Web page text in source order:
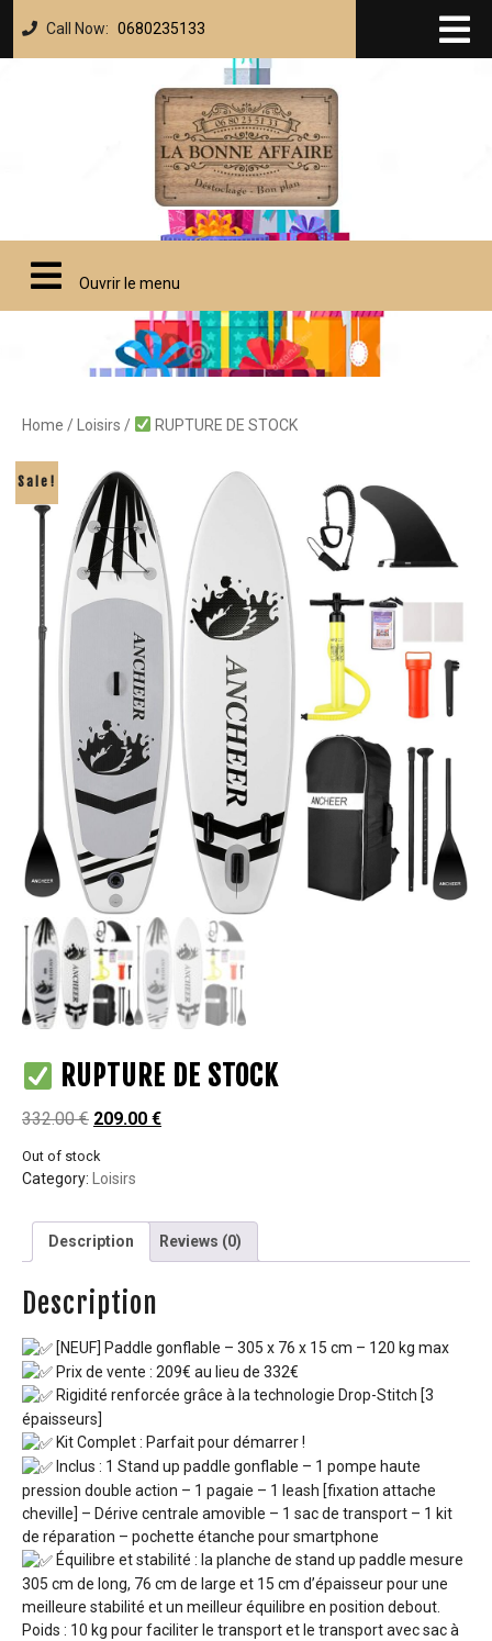
Call Now: 0680235133
Ouvrir le menu
Home / Loisirs / RUPTURE DE STOCK
Sale!
RUPTURE DE STOCK
332.00€ 209.00 €
Out of stock
Category: Loisirs
Description Reviews (0)
Description
[NEUF] Paddle gonflable – 305 x 76 x 15 cm – 120 kg max
Prix de vente : 209€ au lieu de 332€
Rigidité renforcée grâce à la technologie Drop-Stitch [3
épaisseurs]
Kit Complet : Parfait pour démarrer !
Inclus : 1 Stand up paddle gonflable – 1 pompe haute
pression double action – 1 pagaie – 1 leash [fixation attache
cheville] – Dérive centrale amovible – 1 sac de transport – 1 kit
de réparation – pochette étanche pour smartphone
Équilibre et stabilité : la planche de stand up paddle mesure
305 cm de long, 76 cm de large et 15 cm d’épaisseur pour une
meilleure stabilité et un meilleur équilibre en position debout.
Poids : 10 kg pour faciliter le transport et le transport avec sac à